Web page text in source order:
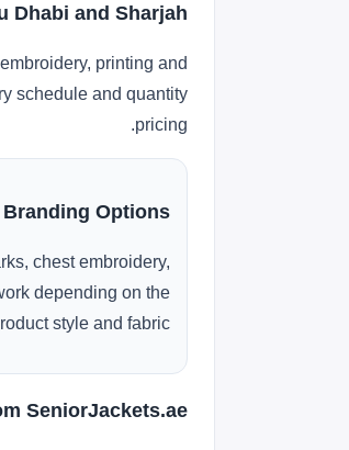
Dhabi and Sharjah
printing and
schedule and quantity
pricing.
Branding Options
chest embroidery,
depending on the
style and fabric.
SeniorJackets.ae?